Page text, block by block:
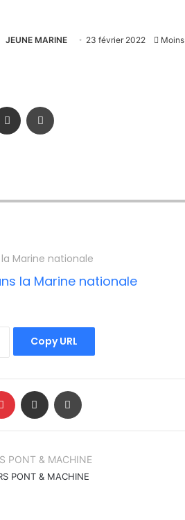
JEUNE MARINE 23 février 2022
Partager par email
Marine nationale
Copy URL
Pinterest Partager par email
PONT & MACHINE